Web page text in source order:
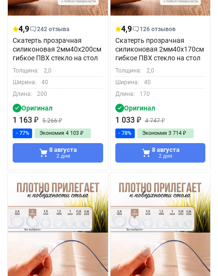
4,9 242 отзыва
Скатерть прозрачная
силиконовая 2мм40x200см
гибкое ПВХ стекло на стол
Толщина:
2,0
Ширина:
40
Длина:
200
Оригинал
1 163 ₽ 5 266₽
- 77% Экономия 4 103 ₽
8 августа
2 дня
4,9 126 отзывов
Скатерть прозрачная
силиконовая 2мм40x170см
гибкое ПВХ стекло на стол
Толщина:
2,0
Ширина:
40
Длина:
170
Оригинал
1 033 ₽ 4 747₽
- 78% Экономия 3 714 ₽
8 августа
2 дня